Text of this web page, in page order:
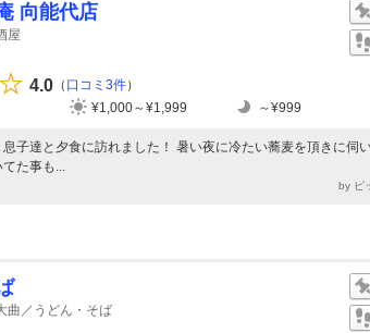
向能代店
屋
4.0 （ 口コミ3件）
¥1,000～¥1,999 ～¥999
子達と夕食に訪れました！ 暑い夜に冷たい蕎麦を頂きに伺
た事も...
by ピ
曲／うどん・そば